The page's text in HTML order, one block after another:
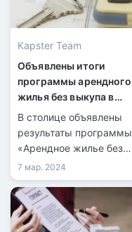
Kapster Team
Объявлены итоги
программы арендного
жилья без выкупа в
Астане
В столице объявлены
результаты программы
«Арендное жилье без
права выкупа» для
многодетных семей,
детей-сирот и тех, кто
остался без попечения
родителей, а также для
7 мар. 2024